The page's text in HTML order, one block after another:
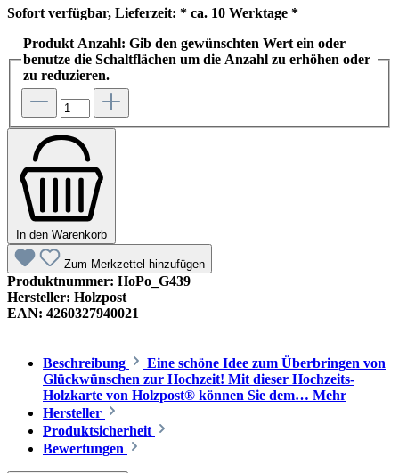
Sofort verfügbar, Lieferzeit: * ca. 10 Werktage *
Produkt Anzahl: Gib den gewünschten Wert ein oder
benutze die Schaltflächen um die Anzahl zu erhöhen oder
zu reduzieren.
In den Warenkorb
Zum Merkzettel hinzufügen
Produktnummer: HoPo_G439
Hersteller: Holzpost
EAN: 4260327940021
Beschreibung
Eine schöne Idee zum Überbringen von
Glückwünschen zur Hochzeit! Mit dieser Hochzeits-
Holzkarte von Holzpost® können Sie dem… Mehr
Hersteller
Produktsicherheit
Bewertungen